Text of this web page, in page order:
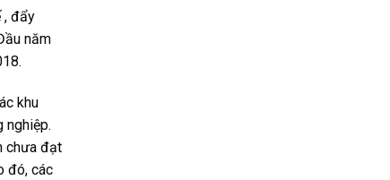
, đẩy
năm
khu
nghiệp.
chưa đạt
đó, các